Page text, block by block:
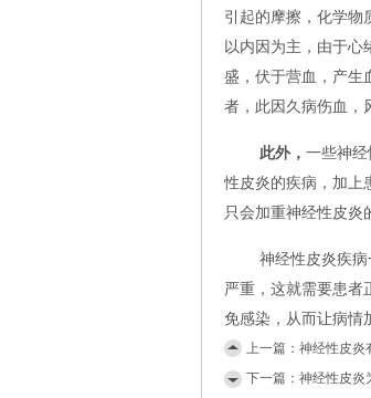
引起的摩擦，化学物
以内因为主，由于心
盛，伏于营血，产生
者，此因久病伤血，
此外， 一些神
性皮炎的疾病，加上
只会加重神经性皮炎
神经性皮炎疾
严重，这就需要患者
免感染，从而让病情
上一篇： 神经性皮炎
下一篇： 神经性皮炎